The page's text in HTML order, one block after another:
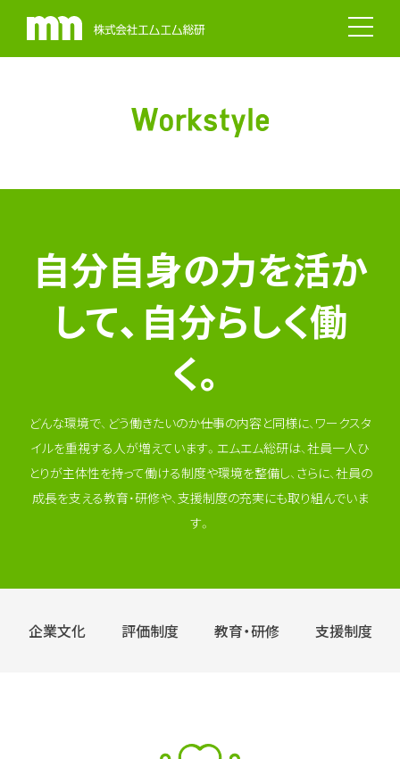
自分自身の力を活か
して、自分らしく働
く。
どんな環境で、どう働きたいのか――仕事の内容と同様に、ワークスタ
イルを重視する人が増えています。 エムエム総研は、社員一人ひ
とりが主体性を持って働ける制度や環境を整備し、 さらに、社員の
成長を支える教育・研修や、支援制度の充実にも取り組んでいま
す。
企業文化 評価制度 教育・研修 支援制度